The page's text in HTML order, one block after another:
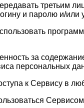
третьим
и паролю и/
за
персональных
к Сервису в